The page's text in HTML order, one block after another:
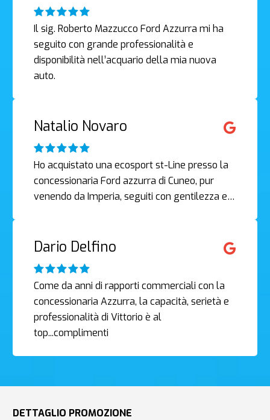
Il sig. Roberto Mazzucco Ford Azzurra mi ha
seguito con grande professionalità e
disponibilità nell’acquario della mia nuova
auto.
Natalio Novaro
Ho acquistato una ecosport st-Line presso la
concessionaria Ford azzurra di Cuneo, pur
venendo da Imperia, seguiti con gentilezza e…
Dario Delfino
Come da anni di rapporti commerciali con la
concessionaria Azzurra, la capacità, serietà e
professionalità di Vittorio è al
top...complimenti
DETTAGLIO PROMOZIONE